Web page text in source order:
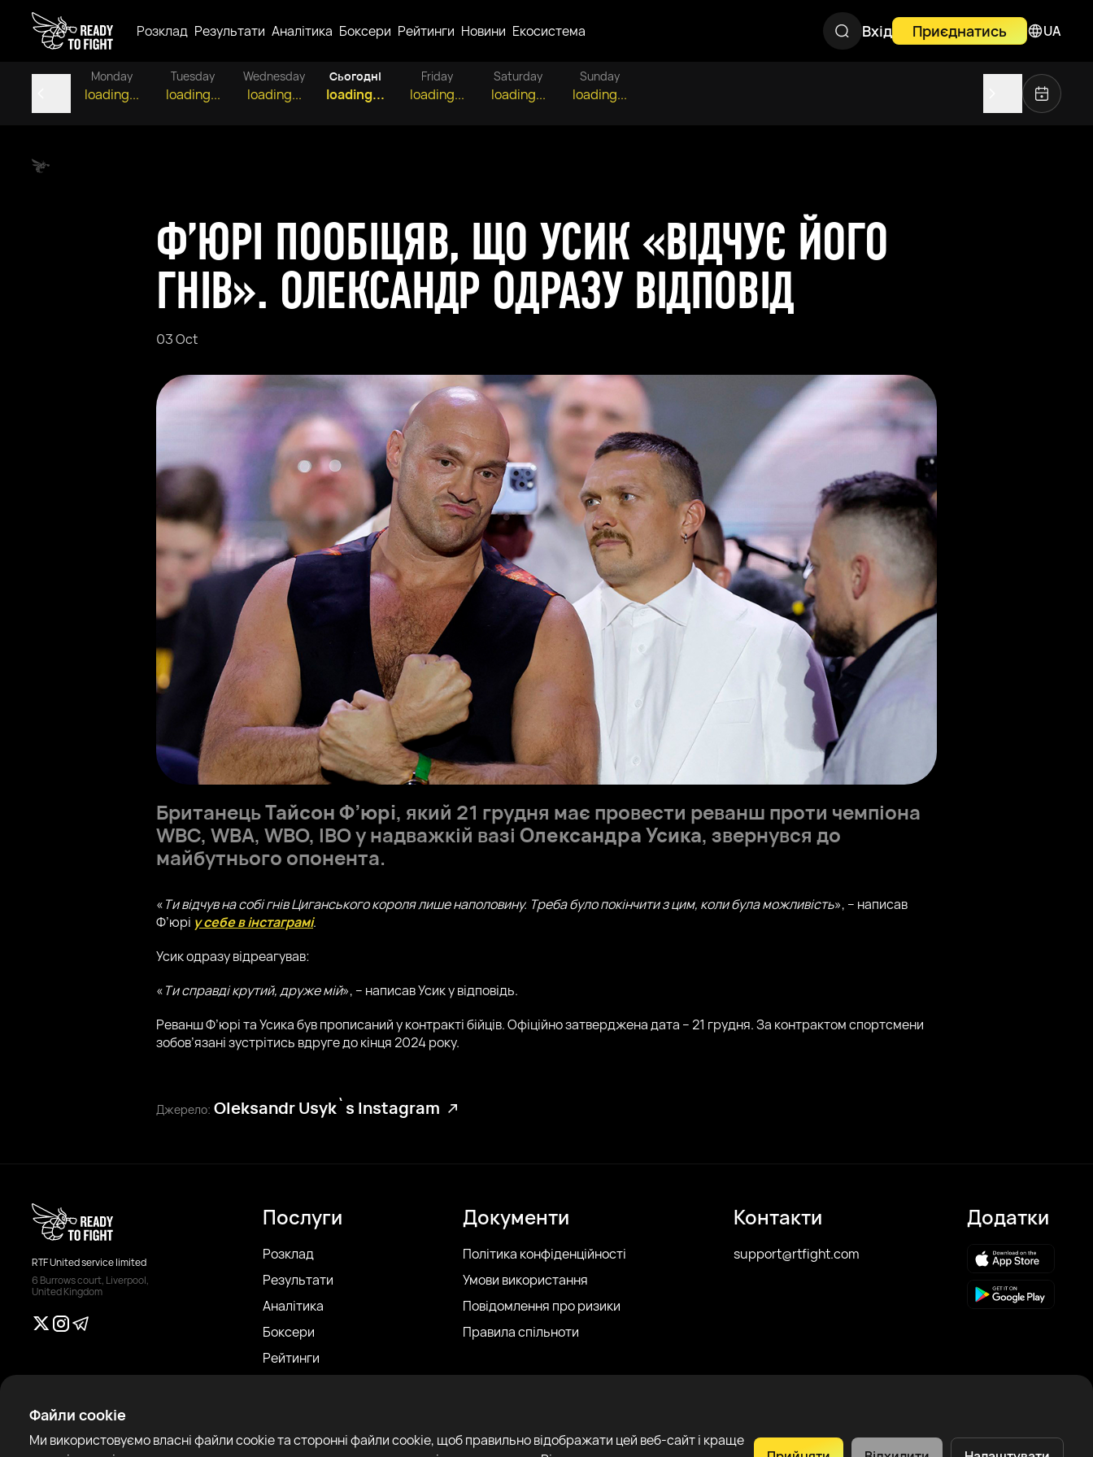
Розклад Результати Аналітика Боксери Рейтинги Новини Екосистема Вхід Приєднатись UA
Monday
loading...
Tuesday
loading...
Wednesday
loading...
Сьогодні
loading...
Friday
loading...
Saturday
loading...
Sunday
loading...
Файли cookie
Ми використовуємо власні файли cookie та сторонні файли cookie, щоб правильно відображати цей веб-сайт і краще
Ф’ЮРІ ПООБІЦЯВ, ЩО УСИК «ВІДЧУЄ ЙОГО
ГНІВ». ОЛЕКСАНДР ОДРАЗУ ВІДПОВІД
03 Oct
БританецьТайсон Ф’юрі, який 21 грудня має провести реванш проти чемпіона
WBC, WBA, WBO, IBO у надважкій вазі Олександра Усика, звернувся до
майбутнього опонента.
«Ти відчув на собі гнів Циганського короля лише наполовину. Треба було покінчити з цим, коли була можливість», – написав
Ф’юрі у себе в інстаграмі.
Усик одразу відреагував:
«Ти справді крутий, друже мій», – написав Усик у відповідь.
Реванш Ф’юрі та Усика був прописаний у контракті бійців. Офіційно затверджена дата – 21 грудня. За контрактом спортсмени
зобов’язані зустрітись вдруге до кінця 2024 року.
Джерело: Oleksandr Usyk`s Instagram
RTF United service limited
6 Burrows court, Liverpool,
United Kingdom
Послуги
Розклад
Результати
Аналітика
Боксери
Рейтинги
Sparring Finder
Документи
Політика конфіденційності
Умови використання
Повідомлення про ризики
Правила спільноти
Контакти
support@rtfight.com
Додатки